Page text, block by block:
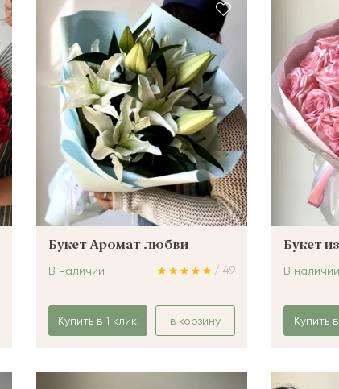
Букет Аромат любви
/ 49
В наличии
Купить в 1 клик в корзину
Букет
В наличии
Купить